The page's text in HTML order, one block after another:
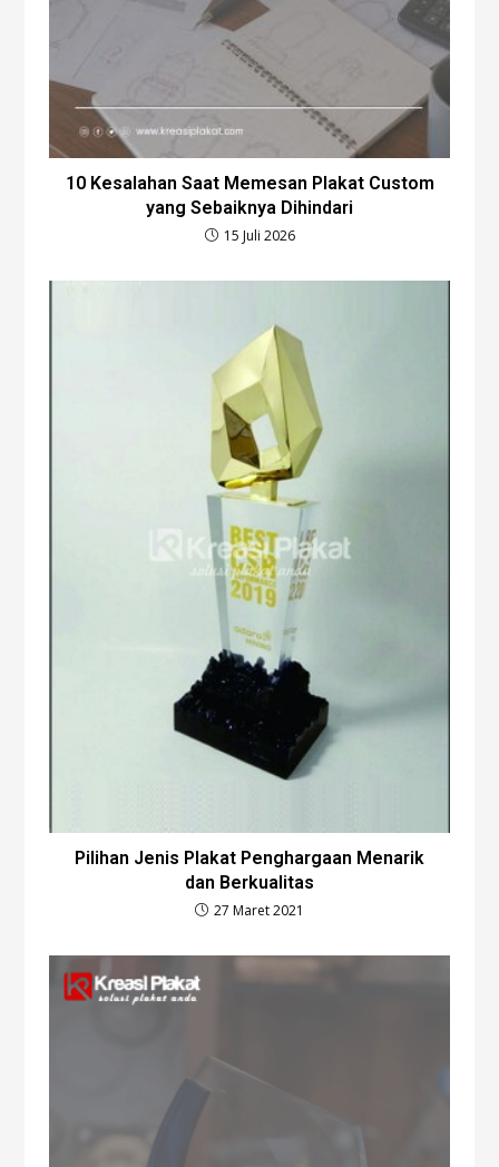
10 Kesalahan Saat Memesan Plakat Custom
yang Sebaiknya Dihindari
15 Juli 2026
Pilihan Jenis Plakat Penghargaan Menarik
dan Berkualitas
27 Maret 2021